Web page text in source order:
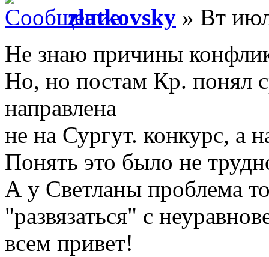
zlatkovsky » Вт
Не знаю причины
Но, но постам Кр. понял
направлена
не на Сургут. конкурс, а
Понять это было не
А у Светланы проблема
"развязаться" с
всем привет!